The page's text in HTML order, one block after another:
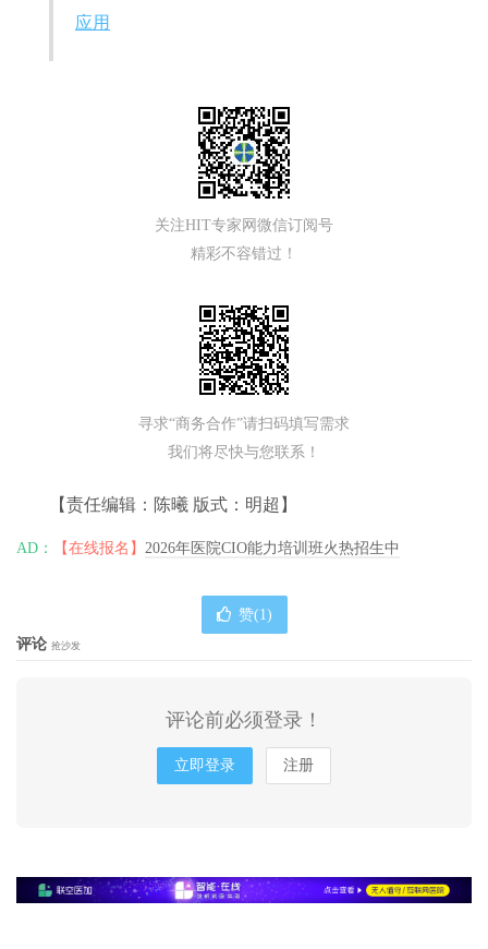
应用
关注HIT专家网微信订阅号
精彩不容错过！
寻求“商务合作”请扫码填写需求
我们将尽快与您联系！
【责任编辑：陈曦 版式：明超】
AD： 【在线报名】 2026年医院CIO能力培训班火热招生中
赞(1)
评论 抢沙发
评论前必须登录！
立即登录 注册